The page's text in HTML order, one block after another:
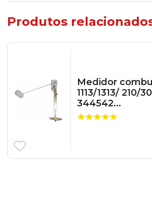
Produtos
Medidor
1113/1313/ 210/
344542...